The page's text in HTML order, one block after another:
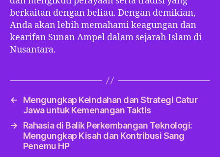
berkaitan dengan beliau. Dengan demikian,
Anda akan lebih memahami keagungan dan
kearifan Sunan Ampel dalam sejarah Islam di
Nusantara.
←
Mengungkap Keindahan dan Strategi Catur
Jawa untuk Kemenangan Taktis
→
Rahasia di Balik Perkembangan Teknologi:
Mengungkap Kisah dan Kontribusi Sang
Penemu HP